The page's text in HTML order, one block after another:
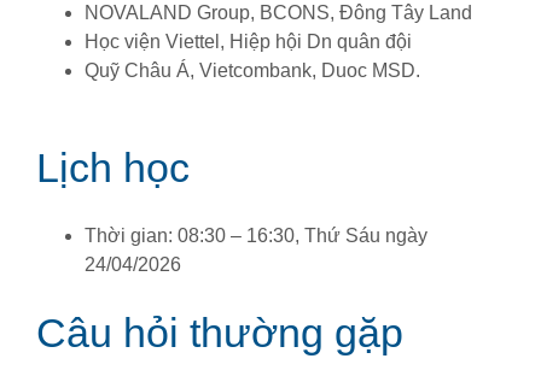
NOVALAND Group, BCONS, Đông Tây Land
Học viện Viettel, Hiệp hội Dn quân đội
Quỹ Châu Á, Vietcombank, Duoc MSD.
Lịch học
Thời gian: 08:30 – 16:30, Thứ Sáu ngày
24/04/2026
Câu hỏi thường gặp